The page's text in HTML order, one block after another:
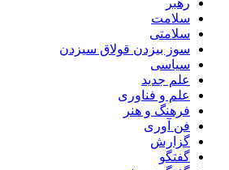
سلامت
سلامتی
سوز بیزدن قولاق سیزدن
سیاسی
علم جدید
علم و فناوری
فرهنگ و هنر
فن آوری
گزارش
گفتگو